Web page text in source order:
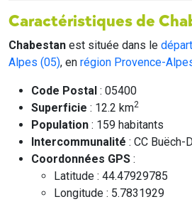
Caractéristiques de
Chabestan est située dans le
Alpes (05), en région Provence-
Code Postal : 05400
Superficie : 12.2 km2
Population : 159 habitants
Intercommunalité : CC Buëch-
Coordonnées GPS :
Latitude : 44.47929785
Longitude : 5.7831929